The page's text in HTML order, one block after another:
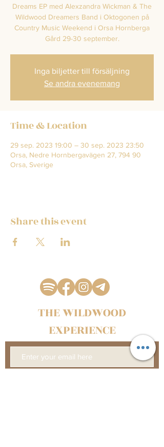
Dreams EP med Alexzandra Wickman & The
Wildwood Dreamers Band i Oktogonen på
Country Music Weekend i Orsa Hornberga
Gård 29-30 september.
Inga biljetter till försäljning
Se andra evenemang
Time & Location
29 sep. 2023 19:00 – 30 sep. 2023 23:50
Orsa, Nedre Hornbergavägen 27, 794 90
Orsa, Sverige
Share this event
THE WILDWOOD
EXPERIENCE